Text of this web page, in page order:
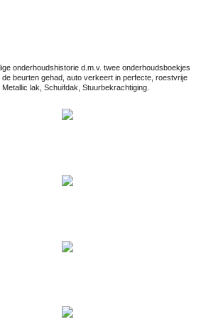
onderhoudshistorie d.m.v. twee onderhoudsboekjes
beurten gehad, auto verkeert in perfecte, roestvrije
lak, Schuifdak, Stuurbekrachtiging.